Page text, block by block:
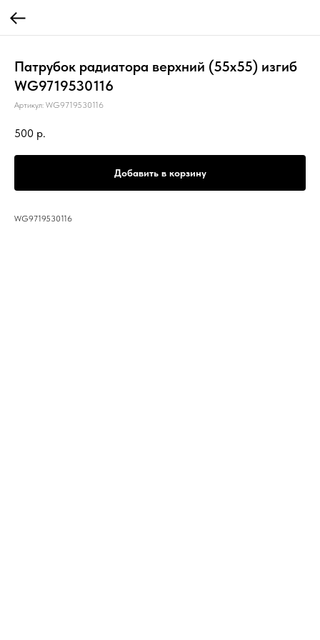
Патрубок радиатора верхний (55х55) изгиб
WG9719530116
Артикул: WG9719530116
500 р.
Добавить в корзину
WG9719530116